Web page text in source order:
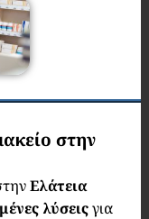
στην
Ελάτεια
λύσειςγια